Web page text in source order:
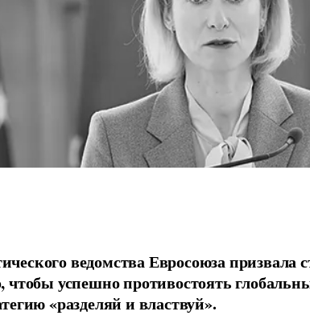
ведомства Евросоюза призвала
чтобы успешно противостоять
«разделяй и властвуй».